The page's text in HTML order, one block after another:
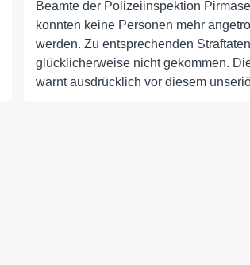
Beamte der Polizeiinspektion
konnten keine Personen mehr
werden. Zu entsprechenden
glücklicherweise nicht gekommen.
warnt ausdrücklich vor diesem